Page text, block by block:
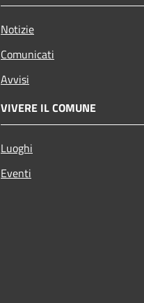
Notizie
Comunicati
Avvisi
VIVERE IL COMUNE
Luoghi
Eventi